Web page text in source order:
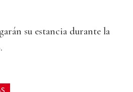
su estancia durante la